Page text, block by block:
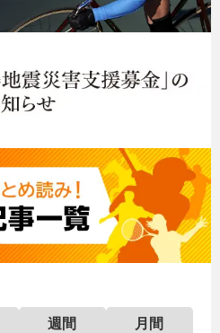
週間
月間